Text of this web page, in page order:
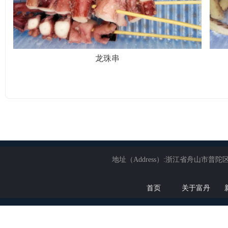
龙珠串
地址（Address）:浙江省舟山市普陀
首页 关于富丹